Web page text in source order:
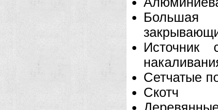
Большая
Источник
Сетчатые
Скотч